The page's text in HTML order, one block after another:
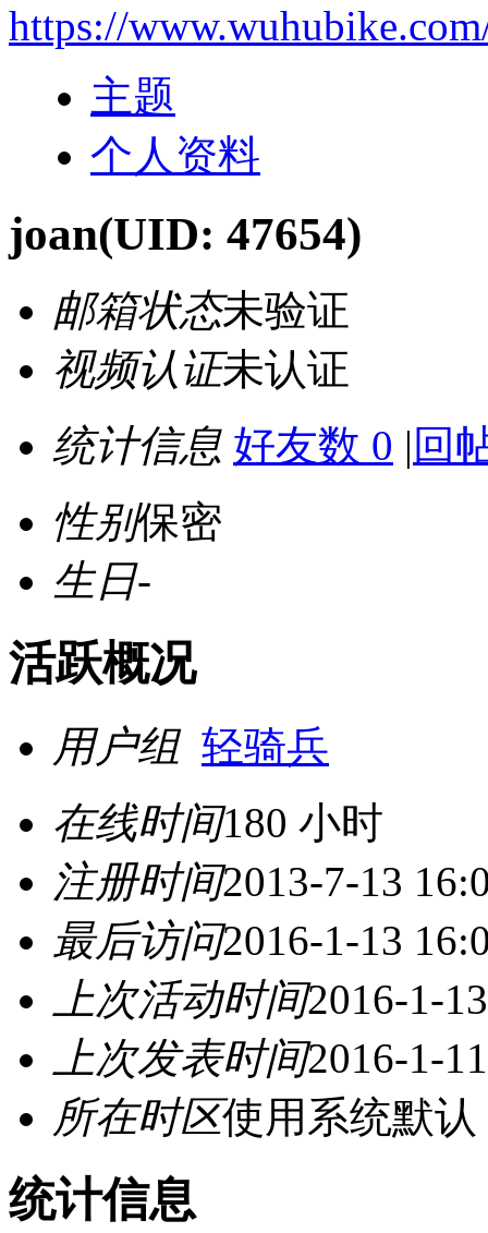
https://
主题
个人资料
joan(UID: 47654)
邮箱状态未验证
视频认证未认证
统计信息 好友数 0 | 回
性别保密
生日-
活跃概况
用户组 轻骑兵
在线时间180 小时
注册时间2013-7-13
最后访问2016-1-13
上次活动时间2016-1-
上次发表时间2016-1-
所在时区使用系统默认
统计信息